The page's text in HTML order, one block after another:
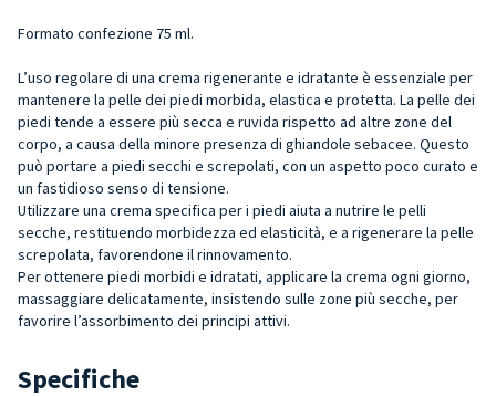
Formato confezione 75 ml.
L’uso regolare di una crema rigenerante e idratante è essenziale per
mantenere la pelle dei piedi morbida, elastica e protetta. La pelle dei
piedi tende a essere più secca e ruvida rispetto ad altre zone del
corpo, a causa della minore presenza di ghiandole sebacee. Questo
può portare a piedi secchi e screpolati, con un aspetto poco curato e
un fastidioso senso di tensione.
Utilizzare una crema specifica per i piedi aiuta a nutrire le pelli
secche, restituendo morbidezza ed elasticità, e a rigenerare la pelle
screpolata, favorendone il rinnovamento.
Per ottenere piedi morbidi e idratati, applicare la crema ogni giorno,
massaggiare delicatamente, insistendo sulle zone più secche, per
favorire l’assorbimento dei principi attivi.
Specifiche